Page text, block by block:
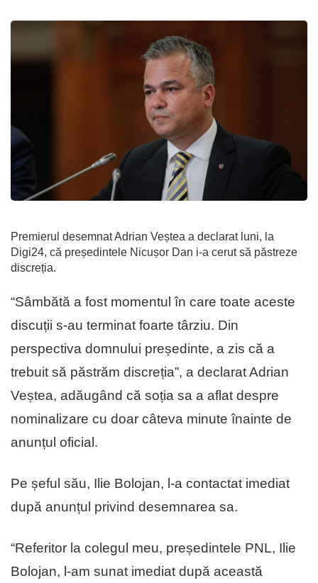
Premierul desemnat Adrian Veștea a declarat luni, la
Digi24, că președintele Nicușor Dan i-a cerut să păstreze
discreția.
“Sâmbătă a fost momentul în care toate aceste
discuții s-au terminat foarte târziu. Din
perspectiva domnului președinte, a zis că a
trebuit să păstrăm discreția”, a declarat Adrian
Veștea, adăugând că soția sa a aflat despre
nominalizare cu doar câteva minute înainte de
anunțul oficial.
Pe șeful său, Ilie Bolojan, l-a contactat imediat
după anunțul privind desemnarea sa.
“Referitor la colegul meu, președintele PNL, Ilie
Bolojan, l-am sunat imediat după această